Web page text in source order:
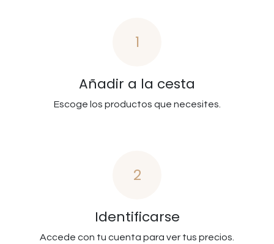
1
Añadir a la cesta
Escoge los productos que necesites.
2
Identificarse
Accede con tu cuenta para ver tus precios.